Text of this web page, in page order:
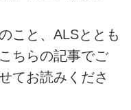
こと、ALSととも
ちらの記事でご
てお読みくださ